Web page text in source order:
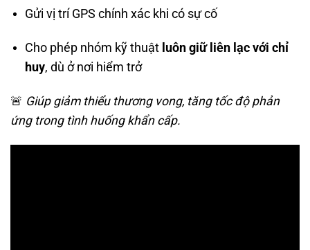
Gửi vị trí GPS chính xác khi có sự cố
Cho phép nhóm kỹ thuật luôn giữ liên lạc với chỉ
huy, dù ở nơi hiểm trở
🚨 Giúp giảm thiểu thương vong, tăng tốc độ phản
ứng trong tình huống khẩn cấp.